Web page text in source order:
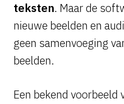
teksten. Maar de
nieuwe beelden en
geen samenvoeging
beelden.
Een bekend voorbeeld